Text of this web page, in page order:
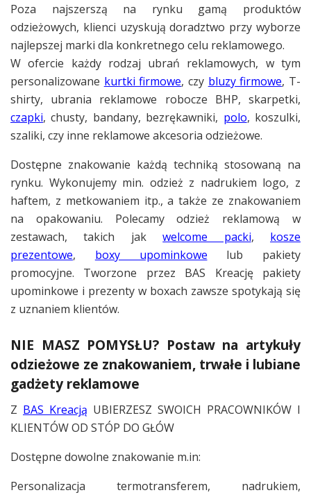
Poza najszerszą na rynku gamą produktów
odzieżowych, klienci uzyskują doradztwo przy wyborze
najlepszej marki dla konkretnego celu reklamowego.
W ofercie każdy rodzaj ubrań reklamowych, w tym
personalizowane kurtki firmowe, czy bluzy firmowe, T-
shirty, ubrania reklamowe robocze BHP, skarpetki,
czapki, chusty, bandany, bezrękawniki, polo, koszulki,
szaliki, czy inne reklamowe akcesoria odzieżowe.
Dostępne znakowanie każdą techniką stosowaną na
rynku. Wykonujemy min. odzież z nadrukiem logo, z
haftem, z metkowaniem itp., a także ze znakowaniem
na opakowaniu. Polecamy odzież reklamową w
zestawach, takich jakwelcome packi, kosze
prezentowe, boxy upominkowe lub pakiety
promocyjne. Tworzone przez BAS Kreację pakiety
upominkowe i prezenty w boxach zawsze spotykają się
z uznaniem klientów.
NIE MASZ POMYSŁU? Postaw na artykuły
odzieżowe ze znakowaniem, trwałe i lubiane
gadżety reklamowe
Z BAS Kreacją UBIERZESZ SWOICH PRACOWNIKÓW I
KLIENTÓW OD STÓP DO GŁÓW
Dostępne dowolne znakowanie m.in:
Personalizacja termotransferem, nadrukiem,